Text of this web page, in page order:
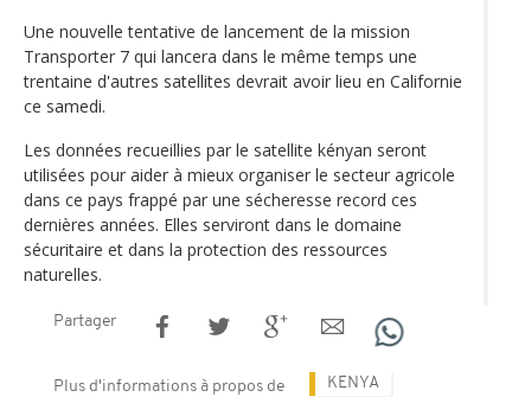
Une nouvelle tentative de lancement de la mission
Transporter 7 qui lancera dans le même temps une
trentaine d'autres satellites devrait avoir lieu en Californie
ce samedi.
Les données recueillies par le satellite kényan seront
utilisées pour aider à mieux organiser le secteur agricole
dans ce pays frappé par une sécheresse record ces
dernières années. Elles serviront dans le domaine
sécuritaire et dans la protection des ressources
naturelles.
Partager
Plus d'informations à propos de KENYA